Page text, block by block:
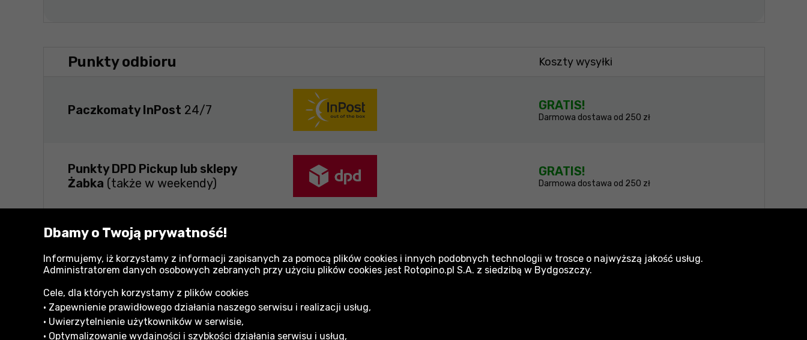
Punkty odbioru Koszty wysyłki
Paczkomaty InPost 24/7 GRATIS!
Darmowa dostawa od 250 zł
Punkty DPD Pickup lub sklepy
Żabka (także w weekendy)
GRATIS!
Darmowa dostawa od 250 zł
Zapewniamy, że wysyłane przez nas przesyłki pakowane są z najwyższą dbałością. Dokładamy wszelkich starań, aby produkty były
odpowiednio zabezpieczone na czas transportu.
Dbamy o Twoją prywatność!
Informujemy, iż korzystamy z informacji zapisanych za pomocą plików cookies i innych podobnych technologii w trosce o najwyższą jakość usług.
Administratorem danych osobowych zebranych przy użyciu plików cookies jest Rotopino.pl S.A. z siedzibą w Bydgoszczy.
Cele, dla których korzystamy z plików cookies
• Zapewnienie prawidłowego działania naszego serwisu i realizacji usług,
• Uwierzytelnienie użytkowników w serwisie,
• Optymalizowanie wydajności i szybkości działania serwisu i usług,